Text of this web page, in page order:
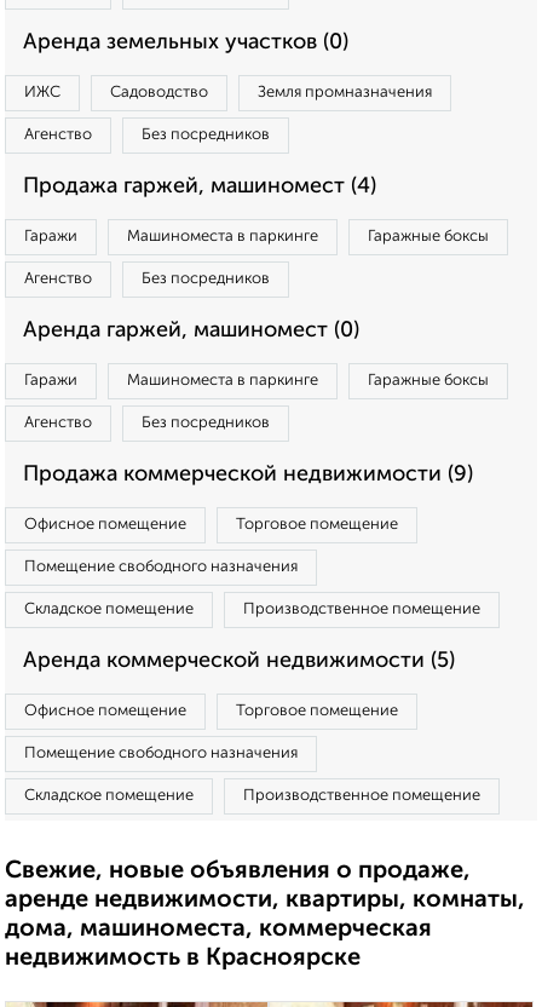
Аренда земельных участков (0)
ИЖС Садоводство Земля промназначения
Агенство Без посредников
Продажа гаржей, машиномест (4)
Гаражи Машиноместа в паркинге Гаражные боксы
Агенство Без посредников
Аренда гаржей, машиномест (0)
Гаражи Машиноместа в паркинге Гаражные боксы
Агенство Без посредников
Продажа коммерческой недвижимости (9)
Офисное помещение Торговое помещение
Помещение свободного назначения
Складское помещение Производственное помещение
Аренда коммерческой недвижимости (5)
Офисное помещение Торговое помещение
Помещение свободного назначения
Складское помещение Производственное помещение
Свежие, новые объявления о продаже,
аренде недвижимости, квартиры, комнаты,
дома, машиноместа, коммерческая
недвижимость в Красноярске